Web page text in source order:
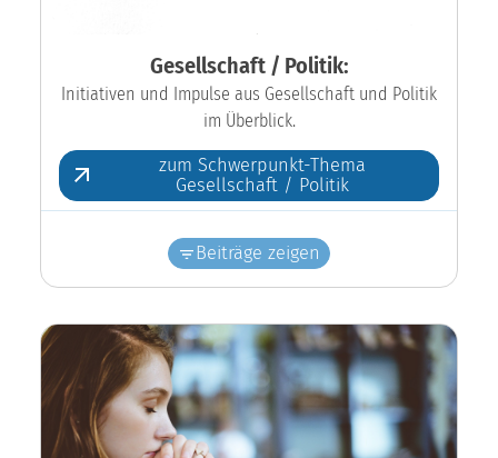
Gesellschaft / Politik:
Initiativen und Impulse aus Gesellschaft und Politik
im Überblick.
zum Schwerpunkt-Thema
Gesellschaft / Politik
Beiträge zeigen